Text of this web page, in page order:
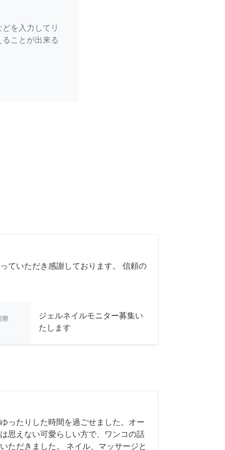
を入力してリ
ことが出来る
ていただき感謝しております。 信頼の
県
ジェルネイルモニター募集い
たします
ったりした時間を過ごせました。オー
思えない可愛らしい方で、ワンコの話
ただきました。 ネイル、マッサージと